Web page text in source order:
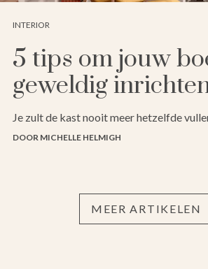
INTERIOR
5 tips om jouw
geweldig
Je zult de kast nooit meer hetzelfde
DOOR MICHELLE HELMIGH
MEER ARTIKELEN